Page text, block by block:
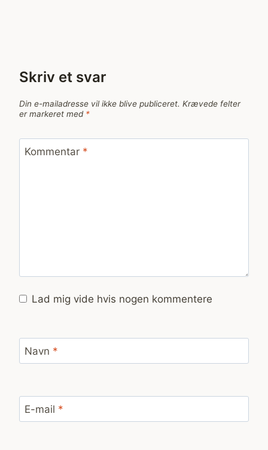
Skriv et svar
Din e-mailadresse vil ikke blive publiceret. Krævede felter
er markeret med *
Kommentar *
Lad mig vide hvis nogen kommentere
Navn *
E-mail *